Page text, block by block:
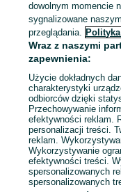
Zaloguj się / Załóż
Zadzwoń /
dowolnym momencie
sygnalizowane
przeglądania.
Wraz z naszymi
zapewnienia:
Użycie dokładnych
charakterystyki
odbiorców dzięki
Przechowywanie
efektywności reklam.
personalizacji treści.
reklam.
Wykorzystywanie
efektywności treści.
spersonalizowanych
spersonalizowanych